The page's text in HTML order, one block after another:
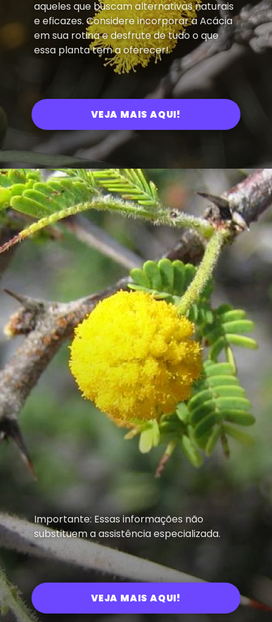
aqueles que buscam alternativas naturais
e eficazes. Considere incorporar a Acácia
em sua rotina e desfrute de tudo o que
essa planta tem a oferecer!
VEJA MAIS AQUI!
Importante: Essas informações não
substituem a assistência especializada.
VEJA MAIS AQUI!